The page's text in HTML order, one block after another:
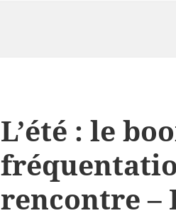
L’été : le
rencontre –